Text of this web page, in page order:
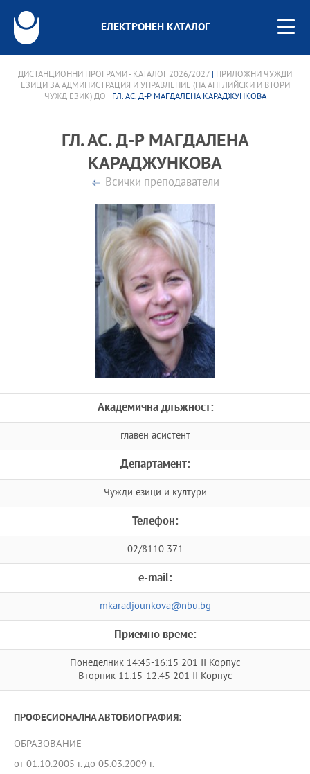
ЕЛЕКТРОНЕН КАТАЛОГ
ДИСТАНЦИОННИ ПРОГРАМИ - КАТАЛОГ 2026/2027
ПРИЛОЖНИ ЧУЖДИ
ЕЗИЦИ ЗА АДМИНИСТРАЦИЯ И УПРАВЛЕНИЕ (НА АНГЛИЙСКИ И ВТОРИ
ЧУЖД ЕЗИК) ДО | ГЛ. АС. Д-Р МАГДАЛЕНА КАРАДЖУНКОВА
ГЛ. АС. Д-Р МАГДАЛЕНА
КАРАДЖУНКОВА
Всички преподаватели
Академична длъжност:
главен асистент
Департамент:
Чужди езици и култури
Телефон:
02/8110 371
e-mail:
mkaradjounkova@nbu.bg
Приемно време:
Понеделник 14:45-16:15 201 II Корпус
Вторник 11:15-12:45 201 II Корпус
ПРОФЕСИОНАЛНА АВТОБИОГРАФИЯ:
ОБРАЗОВАНИЕ
от 01.10.2005 г. до 05.03.2009 г.